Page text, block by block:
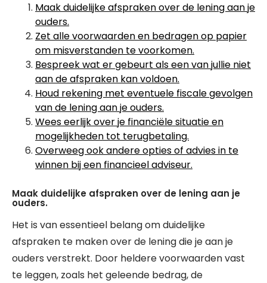
Maak duidelijke afspraken over de lening aan je
ouders.
Zet alle voorwaarden en bedragen op papier
om misverstanden te voorkomen.
Bespreek wat er gebeurt als een van jullie niet
aan de afspraken kan voldoen.
Houd rekening met eventuele fiscale gevolgen
van de lening aan je ouders.
Wees eerlijk over je financiële situatie en
mogelijkheden tot terugbetaling.
Overweeg ook andere opties of advies in te
winnen bij een financieel adviseur.
Maak duidelijke afspraken over de lening aan je
ouders.
Het is van essentieel belang om duidelijke
afspraken te maken over de lening die je aan je
ouders verstrekt. Door heldere voorwaarden vast
te leggen, zoals het geleende bedrag, de